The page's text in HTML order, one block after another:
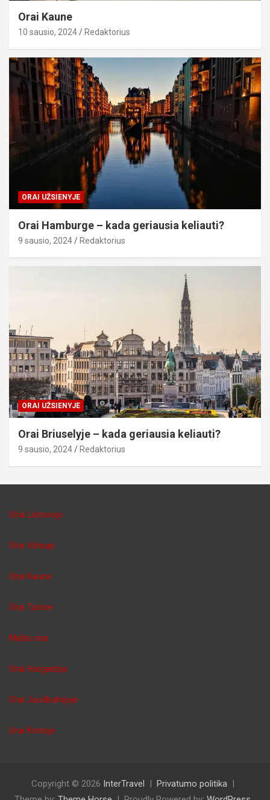
Orai Kaune
10 sausio, 2024 Redaktorius
ORAI UŽSIENYJE
Orai Hamburge – kada geriausia keliauti?
9 sausio, 2024 Redaktorius
ORAI UŽSIENYJE
Orai Briuselyje – kada geriausia keliauti?
9 sausio, 2024 Redaktorius
Orai Lietuvoje
Orai Vilniuje
Orai Kaune
Orai Tunise
Malta orai
Orai Hurgadoje
Orai Juodkalnijoje
Orai Kretoje
Copyright © 2026 InterTravel
Privatumo politika